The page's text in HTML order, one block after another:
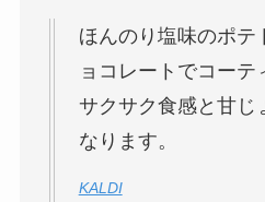
ほんのり塩味のポテ
ョコレートでコーテ
サクサク食感と甘じ
なります。
KALDI